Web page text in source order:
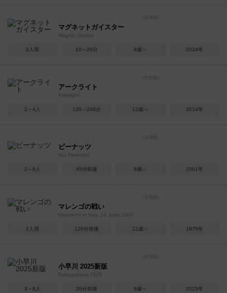
マグネットガイスター
Magnet Geister
2人用 10～20分 8歳～ 2024年
アークライト
Arkwright
2～4人 120～240分 12歳～ 2014年
ピーナッツ
Nur Peanuts!
2～6人 45分前後 8歳～ 2001年
マレンゴの戦い
Napoleon in Itaiy, 14 June 1800
2人用 120分前後 12歳～ 1975年
小早川 2025新版
Kobayakawa 2025
3～8人 20分前後 8歳～ 2025年